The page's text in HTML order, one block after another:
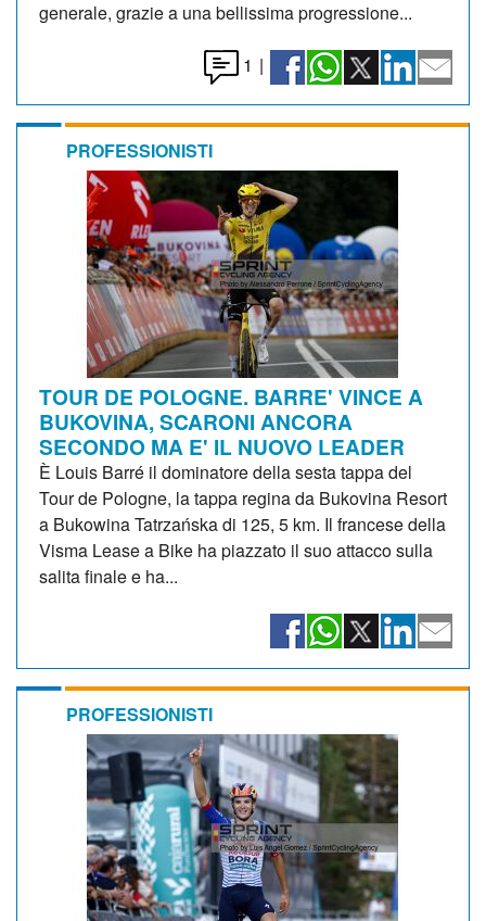
generale, grazie a una bellissima progressione...
1 |
PROFESSIONISTI
TOUR DE POLOGNE. BARRE' VINCE A
BUKOVINA, SCARONI ANCORA
SECONDO MA E' IL NUOVO LEADER
È Louis Barré il dominatore della sesta tappa del
Tour de Pologne, la tappa regina da Bukovina Resort
a Bukowina Tatrzańska di 125, 5 km. Il francese della
Visma Lease a Bike ha piazzato il suo attacco sulla
salita finale e ha...
PROFESSIONISTI